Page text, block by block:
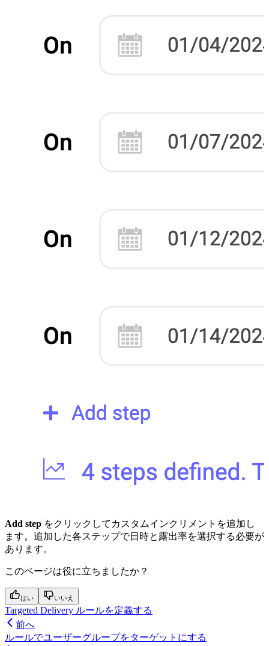
Add step をクリックしてカスタムインクリメントを追加し
ます。追加した各ステップで日時と露出率を選択する必要が
あります。
このページは役に立ちましたか？
はい いいえ
Targeted Delivery ルールを定義する
前へ
ルールでユーザーグループをターゲットにする